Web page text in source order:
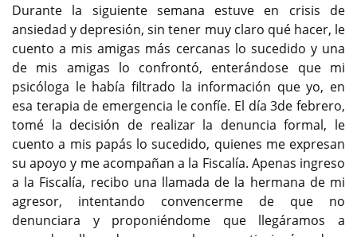
Durante la siguiente semana estuve en crisis de
ansiedad y depresión, sin tener muy claro qué hacer, le
cuento a mis amigas más cercanas lo sucedido y una
de mis amigas lo confrontó, enterándose que mi
psicóloga le había filtrado la información que yo, en
esa terapia de emergencia le confíe. El día 3de febrero,
tomé la decisión de realizar la denuncia formal, le
cuento a mis papás lo sucedido, quienes me expresan
su apoyo y me acompañan a la Fiscalía. Apenas ingreso
a la Fiscalía, recibo una llamada de la hermana de mi
agresor, intentando convencerme de que no
denunciara y proponiéndome que llegáramos a